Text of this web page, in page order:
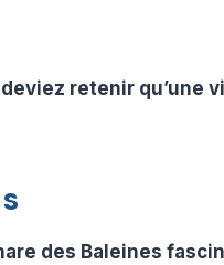
retenir qu’une
des Baleines